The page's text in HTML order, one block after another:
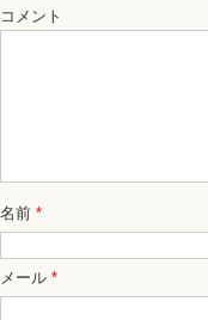
コメント
名前 *
メール *